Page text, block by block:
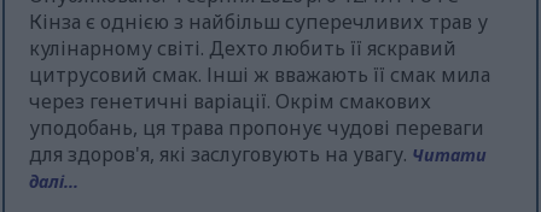
Кінза є однією з найбільш суперечливих трав у
кулінарному світі. Дехто любить її яскравий
цитрусовий смак. Інші ж вважають її смак мила
через генетичні варіації. Окрім смакових
уподобань, ця трава пропонує чудові переваги
для здоров'я, які заслуговують на увагу. Читати
далі...